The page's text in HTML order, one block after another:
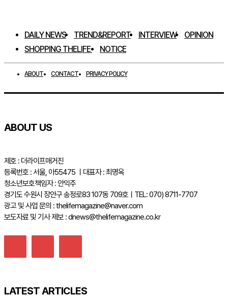
DAILY NEWS TREND&REPORT INTERVIEW
OPINION
SHOPPING THELIFE
NOTICE
ABOUT CONTACT PRIVACY POLICY
ABOUT US
제호 : 더라이프매거진
등록번호 : 서울, 아55475 ㅣ대표자 : 최명옥
청소년보호책임자 : 안익주
경기도 수원시 장안구 송정로83 107동 709호ㅣTEL: 070) 8711-7707
광고 및 사업 문의 : thelifemagazine@naver.com
보도자료 및 기사 제보 : dnews@thelifemagazine.co.kr
LATEST ARTICLES